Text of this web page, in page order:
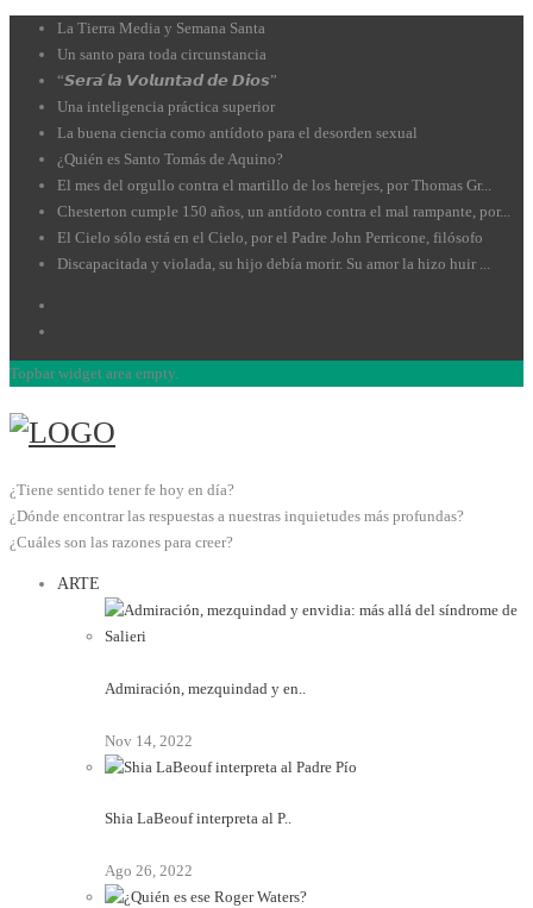
La Tierra Media y Semana Santa
Un santo para toda circunstancia
“𝙎𝙚𝙧𝙖́ 𝙡𝙖 𝙑𝙤𝙡𝙪𝙣𝙩𝙖𝙙 𝙙𝙚 𝘿𝙞𝙤𝙨”
Una inteligencia práctica superior
La buena ciencia como antídoto para el desorden sexual
¿Quién es Santo Tomás de Aquino?
El mes del orgullo contra el martillo de los herejes, por Thomas Gr...
Chesterton cumple 150 años, un antídoto contra el mal rampante, por...
El Cielo sólo está en el Cielo, por el Padre John Perricone, filósofo
Discapacitada y violada, su hijo debía morir. Su amor la hizo huir ...
Topbar widget area empty.
¿Tiene sentido tener fe hoy en día?
¿Dónde encontrar las respuestas a nuestras inquietudes más profundas?
¿Cuáles son las razones para creer?
ARTE
Admiración, mezquindad y en..
Nov 14, 2022
Shia LaBeouf interpreta al P..
Ago 26, 2022